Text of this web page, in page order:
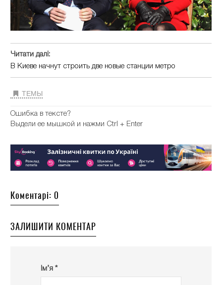
Читати далі:
В Киеве начнут строить две новые станции метро
ТЕМЫ
Ошибка в тексте?
Выдели ее мышкой и нажми Ctrl + Enter
Коментарі: 0
ЗАЛИШИТИ КОМЕНТАР
Ім’я *